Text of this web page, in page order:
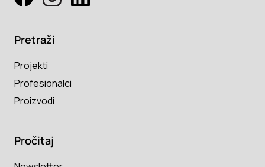
Pretraži
Projekti
Profesionalci
Proizvodi
Pročitaj